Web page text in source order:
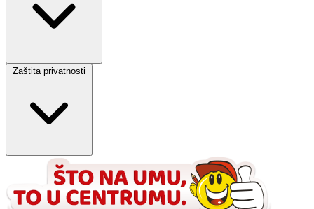
Zaštita privatnosti